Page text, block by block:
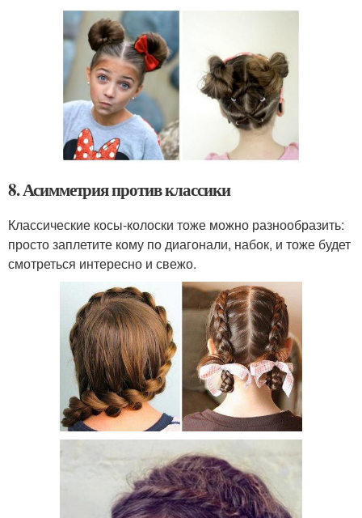
8. Асимметрия против классики
Классические косы-колоски тоже можно разнообразить:
просто заплетите кому по диагонали, набок, и тоже будет
смотреться интересно и свежо.